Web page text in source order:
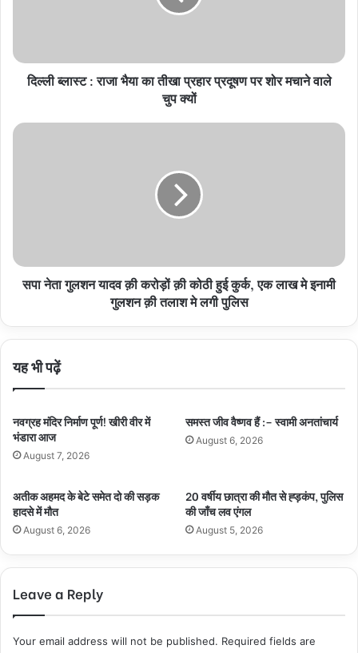
प्रदूषण
वाले
दिल्ली ब्लास्ट : राजा भैया का तीखा प्रहार प्रदूषण पर शोर मचाने वाले
चुप क्यों
सपा
हुई
कुर्क,
गुलशन
मे
लगी
पुलिस
सपा नेता गुलशन यादव क़ी करोड़ों क़ी कोठी हुई कुर्क, एक लाख मे इनामी
गुलशन क़ी तलाश मे लगी पुलिस
यह भी पढ़ें
नवग्रह मंदिर निर्माण पूर्ण! खीरी वीर में
भंडारा आज
August 7, 2026
समस्त जीव वैष्णव हैं :– स्वामी अनतांचार्य
August 6, 2026
अतीक अहमद के बेटे समेत दो की सड़क
हादसे में मौत
August 6, 2026
20 वर्षीय छात्रा की मौत से ह्ड़कंप, पुलिस
की जाँच लव एंगल
August 5, 2026
Leave a Reply
Your email address will not be published. Required fields are